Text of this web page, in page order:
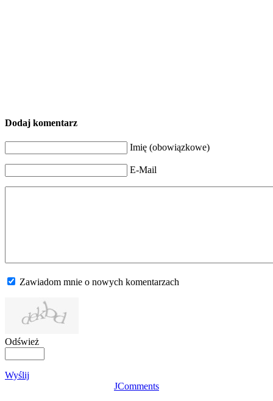
Dodaj komentarz
Imię (obowiązkowe)
E-Mail
Zawiadom mnie o nowych komentarzach
Odśwież
Wyślij
JComments